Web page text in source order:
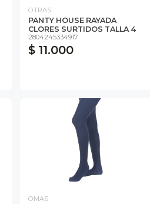
OTRAS
PANTY HOUSE RAYADA
CLORES SURTIDOS TALLA 4
2804245334917
$ 11.000
OMAS